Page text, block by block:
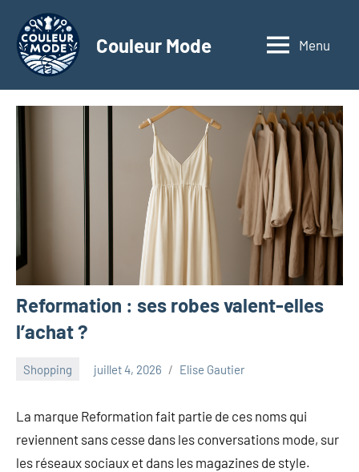
contenu
Couleur Mode
Explorez
monde
matériaux
innovants,
au
recyclage
dans
Menu
Reformation : ses robes valent-elles
l’achat ?
Shopping juillet 4, 2026 Elise Gautier
La marque Reformation fait partie de ces noms qui
reviennent sans cesse dans les conversations mode, sur
les réseaux sociaux et dans les magazines de style.